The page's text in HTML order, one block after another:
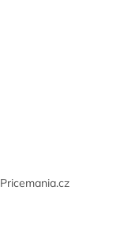
Pricemania.cz